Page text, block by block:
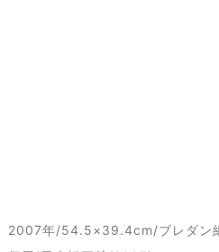
2007年/54.5×39.4cm/ブレダン